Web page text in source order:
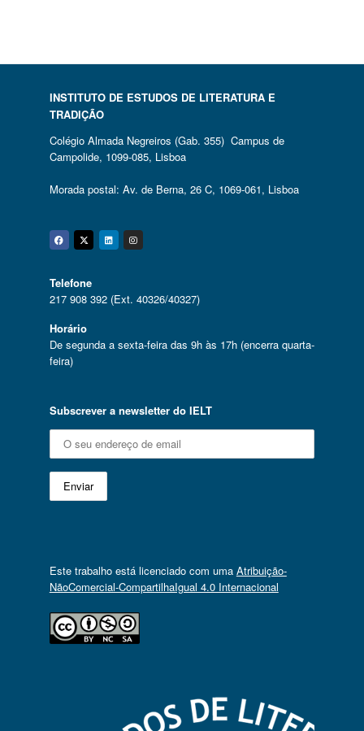
INSTITUTO DE ESTUDOS DE LITERATURA E
TRADIÇÃO
Colégio Almada Negreiros (Gab. 355) Campus de
Campolide, 1099-085, Lisboa
Morada postal: Av. de Berna, 26 C, 1069-061, Lisboa
Facebook
Twitter
Linkedin
Instagram
Telefone
217 908 392 (Ext. 40326/40327)
Horário
De segunda a sexta-feira das 9h às 17h (encerra quarta-
feira)
Subscrever a newsletter do IELT
Este trabalho está licenciado com uma Atribuição-
NãoComercial-CompartilhaIgual 4.0 Internacional